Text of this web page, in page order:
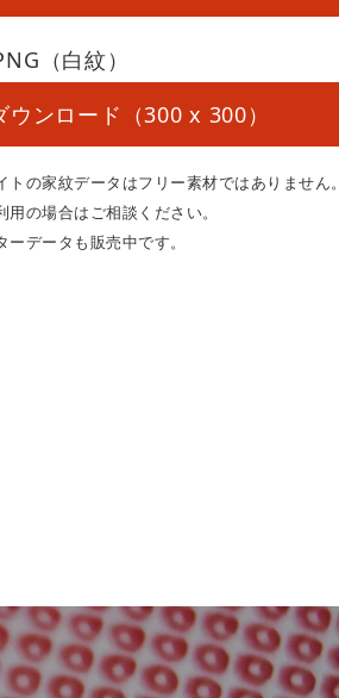
（白紋）
ウンロード（300 x 300）
の家紋データはフリー素材ではありません。
の場合はご相談ください。
データも販売中です。